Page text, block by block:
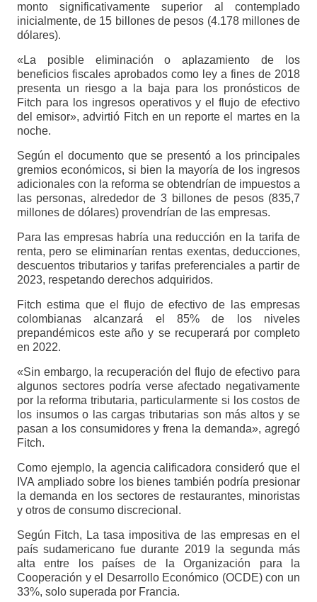
monto significativamente superior al contemplado
inicialmente, de 15 billones de pesos (4.178 millones de
dólares).
«La posible eliminación o aplazamiento de los
beneficios fiscales aprobados como ley a fines de 2018
presenta un riesgo a la baja para los pronósticos de
Fitch para los ingresos operativos y el flujo de efectivo
del emisor», advirtió Fitch en un reporte el martes en la
noche.
Según el documento que se presentó a los principales
gremios económicos, si bien la mayoría de los ingresos
adicionales con la reforma se obtendrían de impuestos a
las personas, alrededor de 3 billones de pesos (835,7
millones de dólares) provendrían de las empresas.
Para las empresas habría una reducción en la tarifa de
renta, pero se eliminarían rentas exentas, deducciones,
descuentos tributarios y tarifas preferenciales a partir de
2023, respetando derechos adquiridos.
Fitch estima que el flujo de efectivo de las empresas
colombianas alcanzará el 85% de los niveles
prepandémicos este año y se recuperará por completo
en 2022.
«Sin embargo, la recuperación del flujo de efectivo para
algunos sectores podría verse afectado negativamente
por la reforma tributaria, particularmente si los costos de
los insumos o las cargas tributarias son más altos y se
pasan a los consumidores y frena la demanda», agregó
Fitch.
Como ejemplo, la agencia calificadora consideró que el
IVA ampliado sobre los bienes también podría presionar
la demanda en los sectores de restaurantes, minoristas
y otros de consumo discrecional.
Según Fitch, La tasa impositiva de las empresas en el
país sudamericano fue durante 2019 la segunda más
alta entre los países de la Organización para la
Cooperación y el Desarrollo Económico (OCDE) con un
33%, solo superada por Francia.